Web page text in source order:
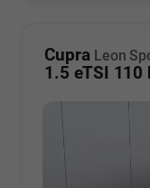
Cupra Leon